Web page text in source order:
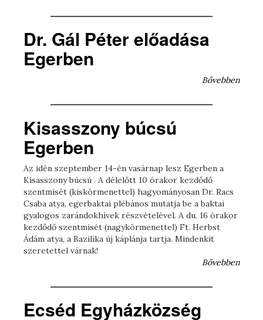
Dr. Gál Péter előadása
Egerben
Bővebben
Kisasszony búcsú
Egerben
Az idén szeptember 14-én vasárnap lesz Egerben a
Kisasszony búcsú . A délelőtt 10 órakor kezdődő
szentmisét (kiskörmenettel) hagyományosan Dr. Racs
Csaba atya, egerbaktai plébános mutatja be a baktai
gyalogos zarándokhívek részvételével. A du. 16 órakor
kezdődő szentmisét (nagykörmenettel) Ft. Herbst
Ádám atya, a Bazilika új káplánja tartja. Mindenkit
szeretettel várnak!
Bővebben
Ecséd Egyházközség